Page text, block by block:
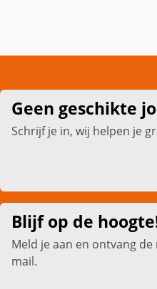
Geen geschikte
Schrijf je in, wij helpen je
Blijf op de
Meld je aan en ontvang
mail.